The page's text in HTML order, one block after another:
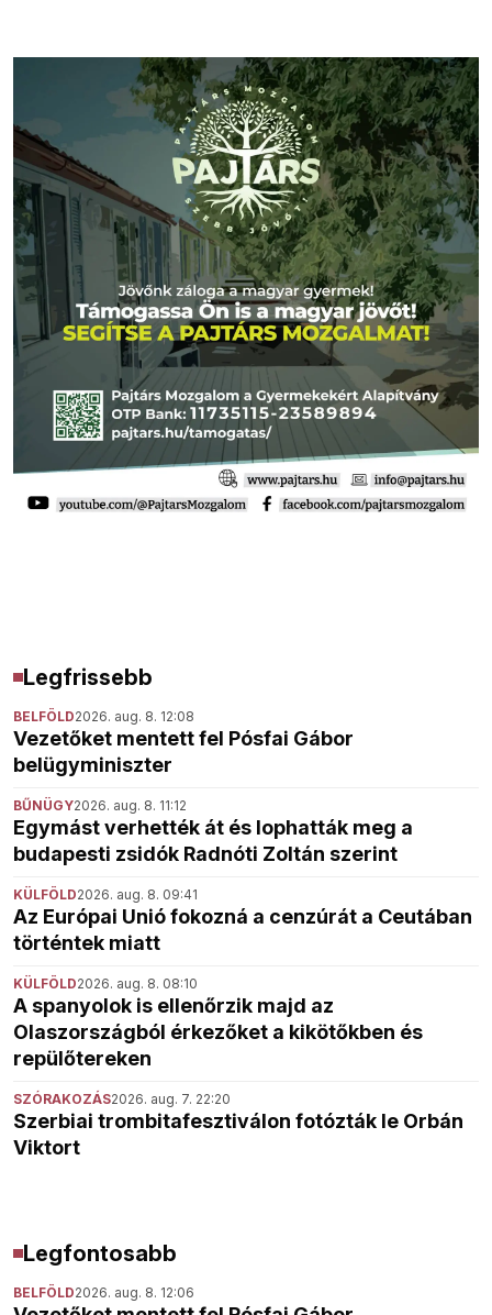
Legfrissebb
BELFÖLD2026. aug. 8. 12:08
Vezetőket mentett fel Pósfai Gábor
belügyminiszter
BŰNÜGY2026. aug. 8. 11:12
Egymást verhették át és lophatták meg a
budapesti zsidók Radnóti Zoltán szerint
KÜLFÖLD2026. aug. 8. 09:41
Az Európai Unió fokozná a cenzúrát a Ceutában
történtek miatt
KÜLFÖLD2026. aug. 8. 08:10
A spanyolok is ellenőrzik majd az
Olaszországból érkezőket a kikötőkben és
repülőtereken
SZÓRAKOZÁS2026. aug. 7. 22:20
Szerbiai trombitafesztiválon fotózták le Orbán
Viktort
Legfontosabb
BELFÖLD2026. aug. 8. 12:06